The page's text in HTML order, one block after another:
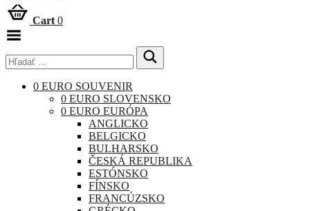
Cart 0
0 EURO SOUVENIR
0 EURO SLOVENSKO
0 EURO EURÓPA
ANGLICKO
BELGICKO
BULHARSKO
ČESKÁ REPUBLIKA
ESTÓNSKO
FÍNSKO
FRANCÚZSKO